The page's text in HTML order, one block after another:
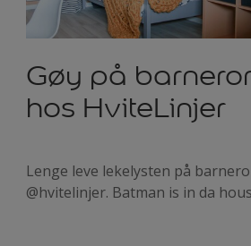
Gøy på
hos HviteLinjer
Lenge leve lekelysten på
@hvitelinjer. Batman is in da